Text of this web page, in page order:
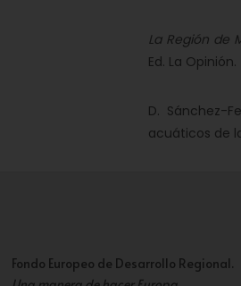
La Región de
Ed. La Opinión.
D. Sánchez-
acuáticos de
Fondo Europeo de Desarrollo Regional.